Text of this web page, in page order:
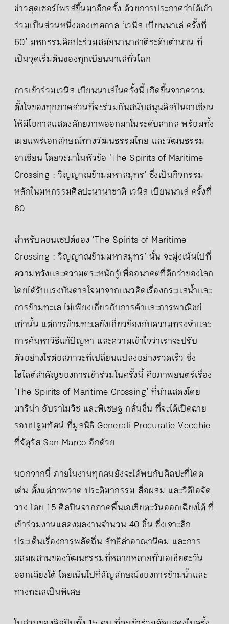
ข่าวสุดเซอร์ไพรส์ขึ้นมาอีกครั้ง ด้วยการประกาศว่าได้เข้า
ร่วมเป็นส่วนหนึ่งของเทศกาล ‘เวนิส เบียนนาเล่ ครั้งที่
60’ มหกรรมศิลปะร่วมสมัยนานาชาติระดับตำนาน ที่
เป็นจุดเริ่มต้นของทุกเบียนนาเล่ทั่วโลก
การเข้าร่วมเวนิส เบียนนาเล่ในครั้งนี้ เกิดขึ้นจากความ
ตั้งใจของทุกภาคส่วนที่จะร่วมกันสนับสนุนศิลปินอาเซียน
ให้มีโอกาสแสดงศักยภาพออกมาในระดับสากล พร้อมทั้ง
เผยแพร่เอกลักษณ์ทางวัฒนธรรมไทย และวัฒนธรรม
อาเซียน โดยจะมาในหัวข้อ ‘The Spirits of Maritime
Crossing : วิญญาณข้ามมหาสมุทร’ ซึ่งเป็นกิจกรรม
หลักในมหกรรมศิลปะนานาชาติ เวนิส เบียนนาเล่ ครั้งที่
60
สำหรับคอนเซปต์ของ ‘The Spirits of Maritime
Crossing : วิญญาณข้ามมหาสมุทร’ นั้น จะมุ่งเน้นไปที่
ความหวังและความตระหนักรู้เพื่ออนาคตที่ดีกว่าของโลก
โดยได้รับแรงบันดาลใจมาจากแนวคิดเรื่องกระแสน้ำและ
การข้ามทะเล ไม่เพียงเกี่ยวกับการค้าและการพาณิชย์
เท่านั้น แต่การข้ามทะเลยังเกี่ยวข้องกับความทรงจำและ
การค้นหาวิธีแก้ปัญหา และความเข้าใจว่าเราจะปรับ
ตัวอย่างไรต่อสภาวะที่เปลี่ยนแปลงอย่างรวดเร็ว ซึ่ง
ไฮไลต์สำคัญของการเข้าร่วมในครั้งนี้ คือภาพยนตร์เรื่อง
‘The Spirits of Maritime Crossing’ ที่นำแสดงโดย
มาริน่า อับราโมวิช และพิเชษฐ กลั่นชื่น ที่จะได้เปิดฉาย
รอบปฐมทัศน์ ที่มูลนิธิ Generali Procuratie Vecchie
ที่จัตุรัส San Marco อีกด้วย
นอกจากนี้ ภายในงานทุกคนยังจะได้พบกับศิลปะที่โดด
เด่น ตั้งแต่ภาพวาด ประติมากรรม สื่อผสม และวิดีโอจัด
วาง โดย 15 ศิลปินจากภาคพื้นเอเชียตะวันออกเฉียงใต้ ที่
เข้าร่วมงานแสดงผลงานจำนวน 40 ชิ้น ซึ่งเจาะลึก
ประเด็นเรื่องการพลัดถิ่น ลัทธิล่าอาณานิคม และการ
ผสมผสานของวัฒนธรรมที่หลากหลายทั่วเอเชียตะวัน
ออกเฉียงใต้ โดยเน้นไปที่สัญลักษณ์ของการข้ามน้ำและ
ทางทะเลเป็นพิเศษ